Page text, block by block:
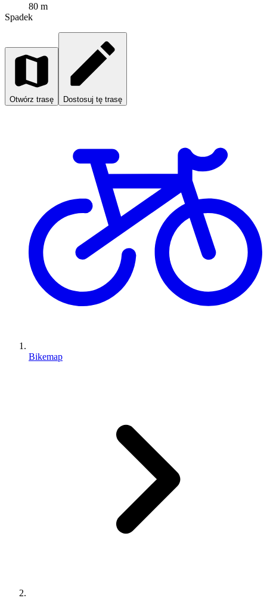
80 m
Spadek
Otwórz trasę Dostosuj tę trasę
Bikemap